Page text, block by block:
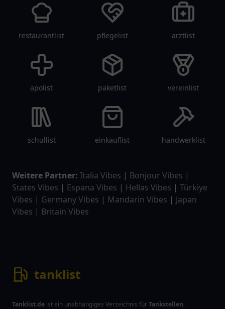
restaurantlist pflegelist arztlist
apolist paketlist vereinlist
schullist einkauflist handwerklist
Weitere Partner: Italia Vibes | Bonjour Vibes |
States Vibes | Espana Vibes | Hellas Vibes | Türkiye
Vibes | Germany Vibes | Mandarin Vibes | Japan
Vibes | Britain Vibes
tanklist
Tanklist.de ist ein unabhängiges Verzeichnis fürTankstellen,